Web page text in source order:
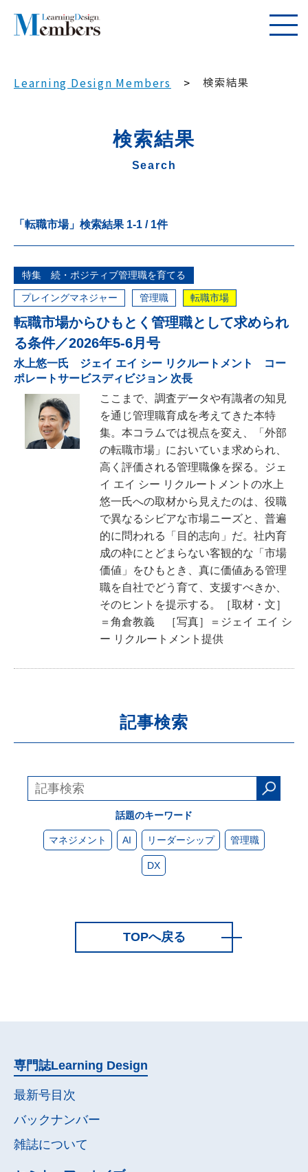
Learning Design Members 検索結果
検索結果
Search
「転職市場」 検索結果 1-1 / 1件
特集 続・ポジティブ管理職を育てる
プレイングマネジャー 管理職 転職市場
転職市場からひもとく管理職として求められ
る条件／2026年5-6月号
水上悠一氏 ジェイ エイ シー リクルートメント コー
ポレートサービスディビジョン 次長
ここまで、調査データや有識者の知見
を通じ管理職育成を考えてきた本特
集。本コラムでは視点を変え、「外部
の転職市場」においていま求められ、
高く評価される管理職像を探る。ジェ
イ エイ シー リクルートメントの水上
悠一氏への取材から見えたのは、役職
で異なるシビアな市場ニーズと、普遍
的に問われる「目的志向」だ。社内育
成の枠にとどまらない客観的な「市場
価値」をひもとき、真に価値ある管理
職を自社でどう育て、支援すべきか、
そのヒントを提示する。［取材・文］
＝角倉教義 ［写真］＝ジェイ エイ シ
ー リクルートメント提供
記事検索
話題のキーワード
マネジメント AI リーダーシップ 管理職
DX
TOPへ戻る
専門誌Learning Design
最新号目次
バックナンバー
雑誌について